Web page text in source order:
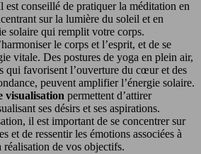
est conseillé de pratiquer la méditation en
sur la lumière du soleil et en
solaire qui remplit votre corps.
le corps et l’esprit, et de se
vitale. Des postures de yoga en plein air,
qui favorisent l’ouverture du cœur et des
peuvent amplifier l’énergie solaire.
visualisation permettent d’attirer
ses désirs et ses aspirations.
il est important de se concentrer sur
et de ressentir les émotions associées à
réalisation de vos objectifs.